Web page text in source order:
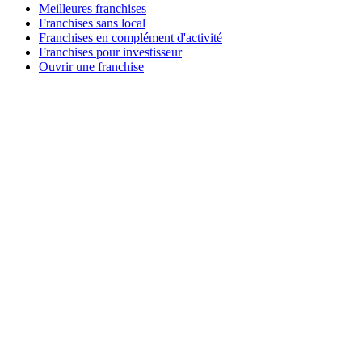
Meilleures franchises
Franchises sans local
Franchises en complément d'activité
Franchises pour investisseur
Ouvrir une franchise